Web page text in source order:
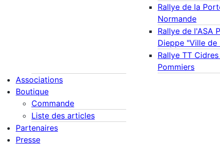
Rallye de la
Normande
Rallye de l'ASA
Dieppe "Ville de
Rallye TT
Pommiers
Associations
Boutique
Commande
Liste des articles
Partenaires
Presse